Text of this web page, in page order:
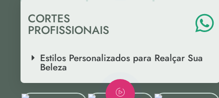
CORTES
PROFISSIONAIS
Estilos Personalizados para Realçar Sua
Beleza